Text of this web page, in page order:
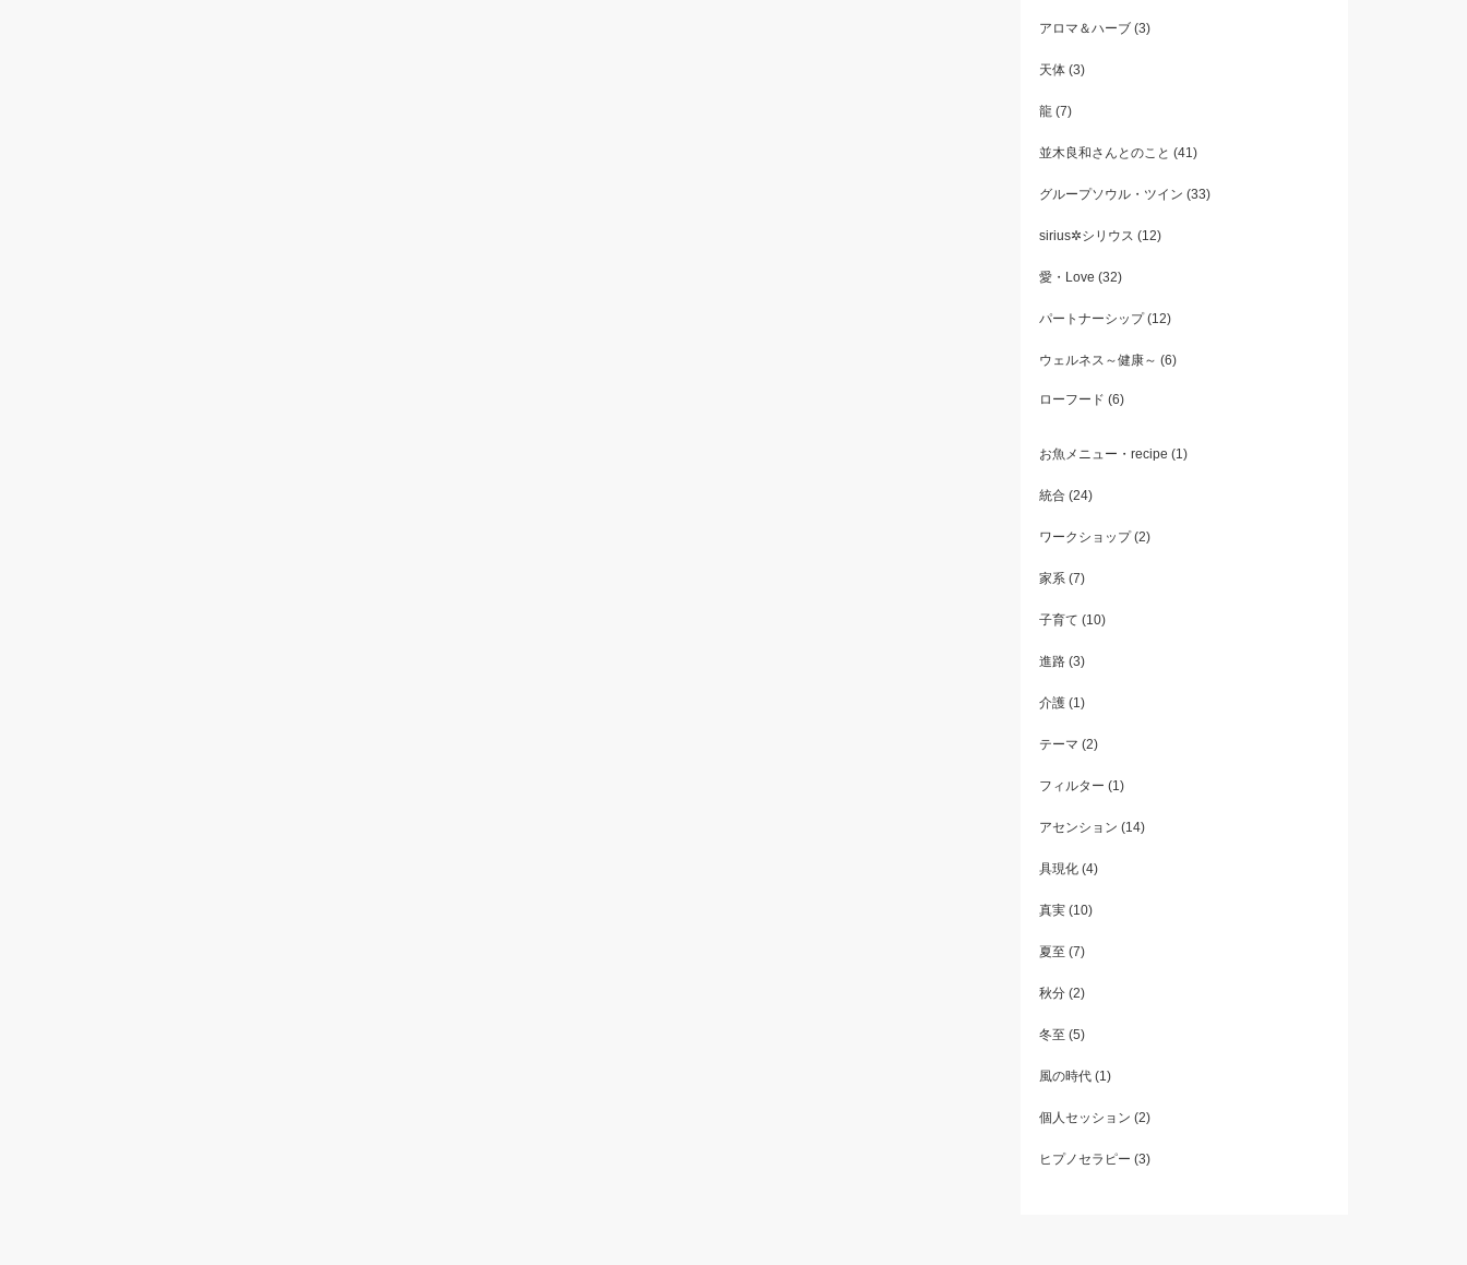
アロマ＆ハーブ(3)
天体(3)
龍(7)
並木良和さんとのこと (41)
グループソウル・ツイン (33)
sirius✲シリウス (12)
愛・Love (32)
パートナーシップ(12)
ウェルネス～健康～ (6)
ローフード (6)
お魚メニュー・recipe (1)
統合 (24)
ワークショップ(2)
家系(7)
子育て (10)
進路(3)
介護(1)
テーマ (2)
フィルター (1)
アセンション (14)
具現化(4)
真実(10)
夏至 (7)
秋分(2)
冬至 (5)
風の時代(1)
個人セッション (2)
ヒプノセラピー (3)